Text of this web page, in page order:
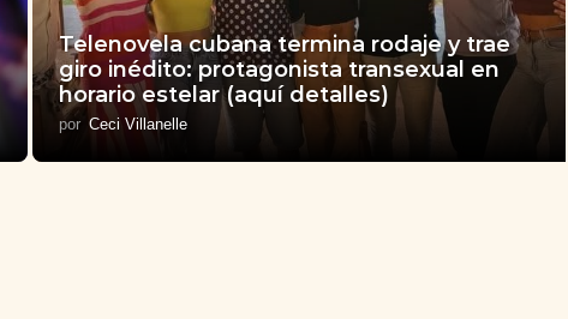
Telenovela cubana termina rodaje y trae
giro inédito: protagonista transexual en
horario estelar (aquí detalles)
por Ceci Villanelle